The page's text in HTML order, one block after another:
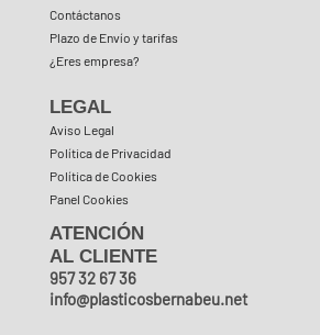
Contáctanos
Plazo de Envío y tarifas
¿Eres empresa?
LEGAL
Aviso Legal
Política de Privacidad
Política de Cookies
Panel Cookies
ATENCIÓN
AL CLIENTE
957 32 67 36
info@plasticosbernabeu.net